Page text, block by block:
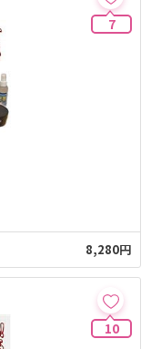
7
8,280円
10